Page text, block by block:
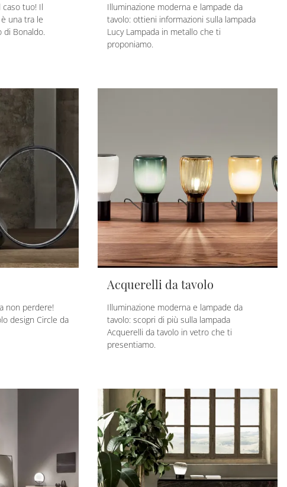
caso tuo! Il
una tra le
di Bonaldo.
Illuminazione moderna e lampade da
tavolo: ottieni informazioni sulla lampada
Lucy Lampada in metallo che ti
proponiamo.
non perdere!
design Circle da
Acquerelli da tavolo
Illuminazione moderna e lampade da
tavolo: scopri di più sulla lampada
Acquerelli da tavolo in vetro che ti
presentiamo.